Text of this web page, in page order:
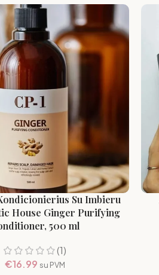
Su Imbieru
House Ginger Purifying
500 ml
(1)
€16.99 su PVM